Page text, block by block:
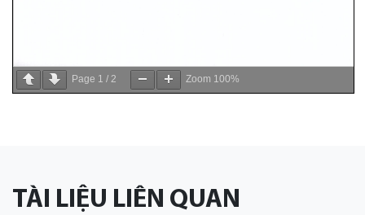
Page 1 / 2 Zoom 100%
TÀI LIỆU LIÊN QUAN